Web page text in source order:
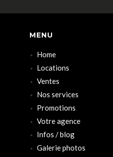
MENU
Home
Locations
Ventes
Nos services
Promotions
Votre agence
Infos / blog
Galerie photos